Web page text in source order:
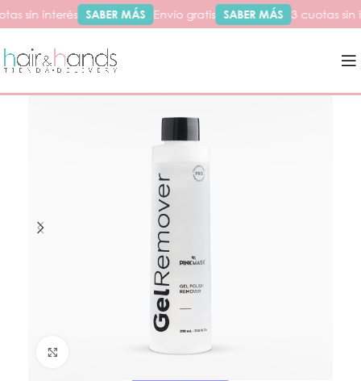
sin interés SABER MÁS Envío gratis SABER MÁS 3 cuotas sin
Click to enlarge